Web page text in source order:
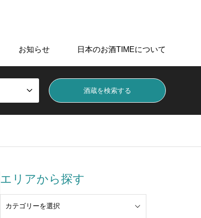
お知らせ 日本のお酒TIMEについて
エリアから探す